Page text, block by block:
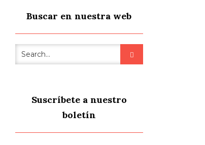
Buscar en nuestra web
Suscríbete a nuestro
boletín